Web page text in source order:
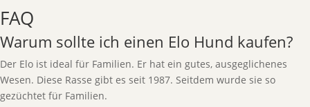
FAQ
Warum sollte ich einen Elo Hund kaufen?
Der Elo ist ideal für Familien. Er hat ein gutes, ausgeglichenes
Wesen. Diese Rasse gibt es seit 1987. Seitdem wurde sie so
gezüchtet für Familien.